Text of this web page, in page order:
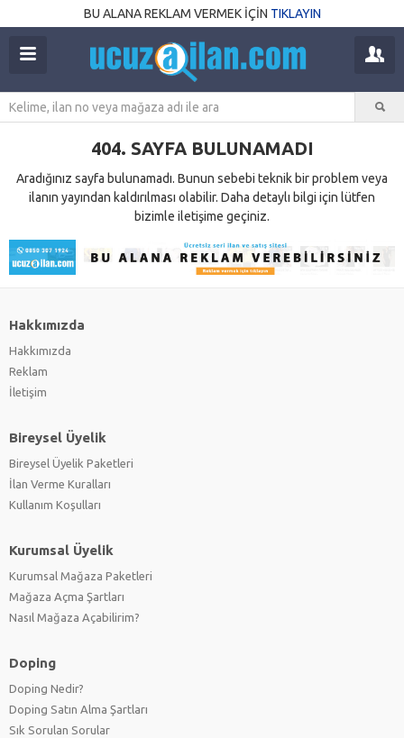
BU ALANA REKLAM VERMEK İÇİN TIKLAYIN
404. SAYFA BULUNAMADI
Aradığınız sayfa bulunamadı. Bunun sebebi teknik bir problem veya
ilanın yayından kaldırılması olabilir. Daha detaylı bilgi için lütfen
bizimle iletişime geçiniz.
Hakkımızda
Hakkımızda
Reklam
İletişim
Bireysel Üyelik
Bireysel Üyelik Paketleri
İlan Verme Kuralları
Kullanım Koşulları
Kurumsal Üyelik
Kurumsal Mağaza Paketleri
Mağaza Açma Şartları
Nasıl Mağaza Açabilirim?
Doping
Doping Nedir?
Doping Satın Alma Şartları
Sık Sorulan Sorular